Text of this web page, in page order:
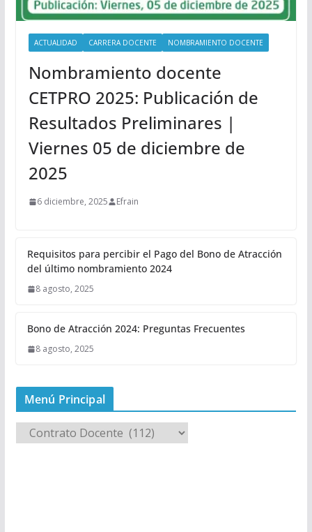
ACTUALIDAD CARRERA DOCENTE NOMBRAMIENTO DOCENTE
Nombramiento docente
CETPRO 2025: Publicación de
Resultados Preliminares |
Viernes 05 de diciembre de
2025
6 diciembre, 2025 Efrain
Requisitos para percibir el Pago del Bono de Atracción
del último nombramiento 2024
8 agosto, 2025
Bono de Atracción 2024: Preguntas Frecuentes
8 agosto, 2025
Menú Principal
e